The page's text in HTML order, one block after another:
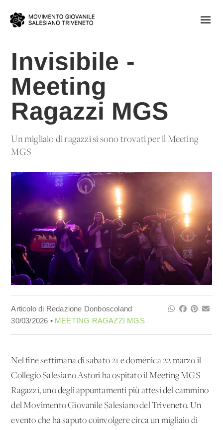
Invisibile -
Meeting
Ragazzi MGS
Un migliaio di ragazzi si sono trovati per il Meeting
MGS
Articolo di Redazione Donboscoland
30/03/2026 • MEETING RAGAZZI MGS
Nel fine settimana di sabato 21 e domenica 22 marzo il
Collegio Salesiano Astori ha ospitato il Meeting MGS
Ragazzi, uno degli appuntamenti più attesi del cammino
del Movimento Giovanile Salesiano del Triveneto. Un
evento che ha saputo coinvolgere circa un migliaio di